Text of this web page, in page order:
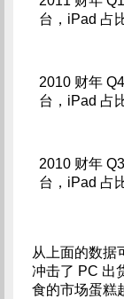
台，iPad 占
2010 财年
台，iPad 占
2010 财年
台，iPad 占
从上面的数据
冲击了 PC 出
食的市场蛋糕